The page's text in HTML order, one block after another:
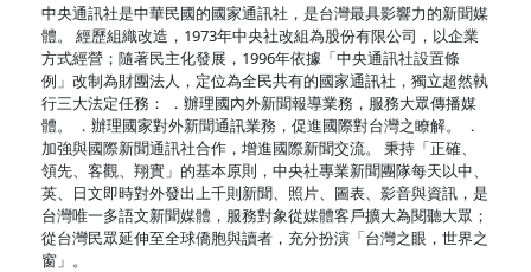
中央通訊社是中華民國的國家通訊社，是台灣最具影響力的新聞媒
體。 經歷組織改造，1973年中央社改組為股份有限公司，以企業
方式經營；隨著民主化發展，1996年依據「中央通訊社設置條
例」改制為財團法人，定位為全民共有的國家通訊社，獨立超然執
行三大法定任務： ．辦理國內外新聞報導業務，服務大眾傳播媒
體。 ．辦理國家對外新聞通訊業務，促進國際對台灣之瞭解。 ．
加強與國際新聞通訊社合作，增進國際新聞交流。 秉持「正確、
領先、客觀、翔實」的基本原則，中央社專業新聞團隊每天以中、
英、日文即時對外發出上千則新聞、照片、圖表、影音與資訊，是
台灣唯一多語文新聞媒體，服務對象從媒體客戶擴大為閱聽大眾；
從台灣民眾延伸至全球僑胞與讀者，充分扮演「台灣之眼，世界之
窗」。